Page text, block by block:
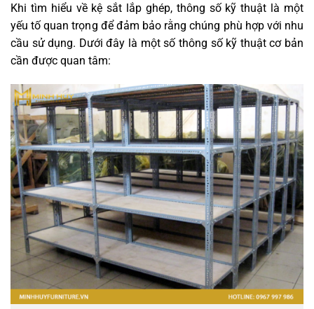
Khi tìm hiểu về kệ sắt lắp ghép, thông số kỹ thuật là một
yếu tố quan trọng để đảm bảo rằng chúng phù hợp với nhu
cầu sử dụng. Dưới đây là một số thông số kỹ thuật cơ bản
cần được quan tâm: